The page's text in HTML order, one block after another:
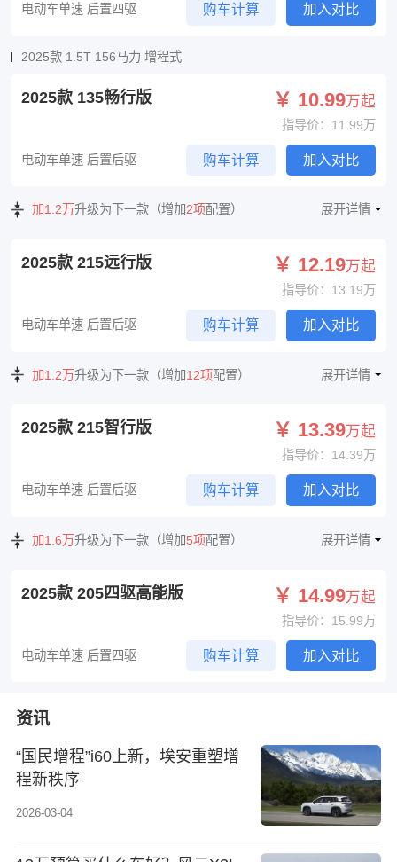
电动车单速 后置四驱 购车计算 加入对比
2025款 1.5T 156马力 增程式
2025款 135畅行版 ￥ 10.99万起
指导价：11.99万
电动车单速 后置后驱 购车计算 加入对比
加1.2万升级为下一款（增加2项配置） 展开详情
2025款 215远行版 ￥ 12.19万起
指导价：13.19万
电动车单速 后置后驱 购车计算 加入对比
加1.2万升级为下一款（增加12项配置） 展开详情
2025款 215智行版 ￥ 13.39万起
指导价：14.39万
电动车单速 后置后驱 购车计算 加入对比
加1.6万升级为下一款（增加5项配置） 展开详情
2025款 205四驱高能版 ￥ 14.99万起
指导价：15.99万
电动车单速 后置四驱 购车计算 加入对比
资讯
“国民增程”i60上新，埃安重塑增
程新秩序
2026-03-04